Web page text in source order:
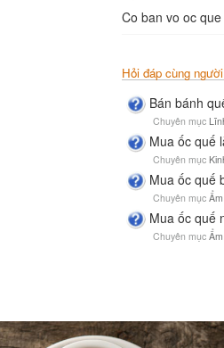
Co ban vo oc
Hỏi đáp cùng
Bán bánh
Chuyên mục
Mua ốc quế
Chuyên mục
Mua ốc quế
Chuyên mục
Mua ốc quế
Chuyên mục